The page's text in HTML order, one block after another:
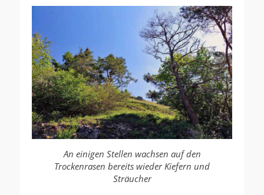
An einigen Stellen wachsen auf den
Trockenrasen bereits wieder Kiefern und
Sträucher